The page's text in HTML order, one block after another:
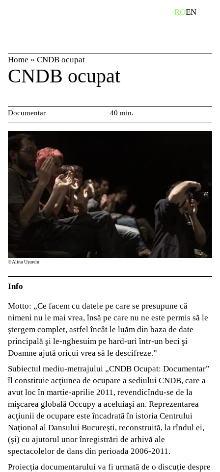
ROEN
Home » CNDB ocupat
CNDB ocupat
Documentar 40 min.
©Alina Ușurelu
Info
Motto: „Ce facem cu datele pe care se presupune că
nimeni nu le mai vrea, însă pe care nu ne este permis să le
ştergem complet, astfel încât le luăm din baza de date
principală şi le-nghesuim pe hard-uri într-un beci şi
Doamne ajută oricui vrea să le descifreze.”
Subiectul mediu-metrajului „CNDB Ocupat: Documentar”
îl constituie acţiunea de ocupare a sediului CNDB, care a
avut loc în martie-aprilie 2011, revendicîndu-se de la
mişcarea globală Occupy a aceluiaşi an. Reprezentarea
acţiunii de ocupare este încadrată în istoria Centrului
Naţional al Dansului Bucureşti, reconstruită, la rîndul ei,
(şi) cu ajutorul unor înregistrări de arhivă ale
spectacolelor de dans din perioada 2006-2011.
Proiecția documentarului va fi urmată de o discuție despre